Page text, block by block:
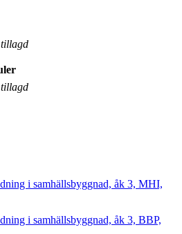
i samhällsbyggnad, åk 3, MHI,
i samhällsbyggnad, åk 3, BBP,